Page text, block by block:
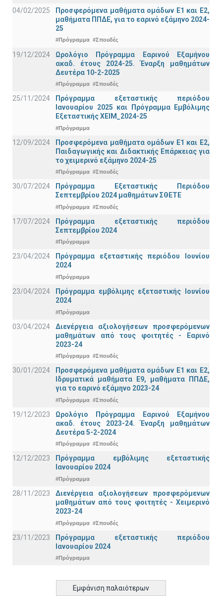
04/02/2025
Προσφερόμενα μαθήματα ομάδων Ε1 και Ε2,
μαθήματα ΠΠΔΕ, για το εαρινό εξάμηνο 2024-
25
#Πρόγραμμα #Σπουδές
19/12/2024
Ωρολόγιο Πρόγραμμα Εαρινού Εξαμήνου
ακαδ. έτους 2024-25. Έναρξη μαθημάτων
Δευτέρα 10-2-2025
#Πρόγραμμα #Σπουδές
25/11/2024
Πρόγραμμα εξεταστικής περιόδου
Ιανουαρίου 2025 και Πρόγραμμα Εμβόλιμης
Εξεταστικής ΧΕΙΜ_2024-25
#Πρόγραμμα
12/09/2024
Προσφερόμενα μαθήματα ομάδων Ε1 και Ε2,
Παιδαγωγικής και Διδακτικής Επάρκειας για
το χειμερινό εξάμηνο 2024-25
#Πρόγραμμα #Σπουδές
30/07/2024
Πρόγραμμα Εξεταστικής Περιόδου
Σεπτεμβρίου 2024 μαθημάτων ΣΘΕΤΕ
#Πρόγραμμα #Σπουδές
17/07/2024
Πρόγραμμα εξεταστικής περιόδου
Σεπτεμβρίου 2024
#Πρόγραμμα
23/04/2024
Πρόγραμμα εξεταστικής περιόδου Ιουνίου
2024
#Πρόγραμμα
23/04/2024
Πρόγραμμα εμβόλιμης εξεταστικής Ιουνίου
2024
#Πρόγραμμα
03/04/2024
Διενέργεια αξιολογήσεων προσφερόμενων
μαθημάτων από τους φοιτητές - Εαρινό
2023-24
#Πρόγραμμα #Σπουδές
30/01/2024
Προσφερόμενα μαθήματα ομάδων Ε1 και Ε2,
Ιδρυματικά μαθήματα Ε9, μαθήματα ΠΠΔΕ,
για το εαρινό εξάμηνο 2023-24
#Πρόγραμμα #Σπουδές
19/12/2023
Ωρολόγιο Πρόγραμμα Εαρινού Εξαμήνου
ακαδ. έτους 2023-24. Έναρξη μαθημάτων
Δευτέρα 5-2-2024
#Πρόγραμμα #Σπουδές
12/12/2023
Πρόγραμμα εμβόλιμης εξεταστικής
Ιανουαρίου 2024
#Πρόγραμμα
28/11/2023
Διενέργεια αξιολογήσεων προσφερόμενων
μαθημάτων από τους φοιτητές - Χειμερινό
2023-24
#Πρόγραμμα #Σπουδές
23/11/2023
Πρόγραμμα εξεταστικής περιόδου
Ιανουαρίου 2024
#Πρόγραμμα
Εμφάνιση παλαιότερων